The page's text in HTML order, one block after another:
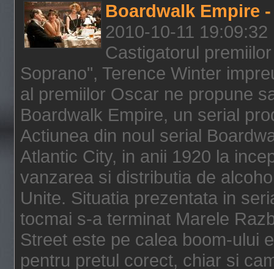
Boardwalk Empire
2010-10-11 19:09:32
Castigatorul
Soprano", Terence Winter
al premiilor Oscar ne propune
Boardwalk Empire, un serial
Actiunea din noul serial
Atlantic City, in anii 1920 la
vanzarea si distributia de
Unite. Situatia prezentata in
tocmai s-a terminat Marele
Street este pe calea boom-ului
pentru pretul corect, chiar si